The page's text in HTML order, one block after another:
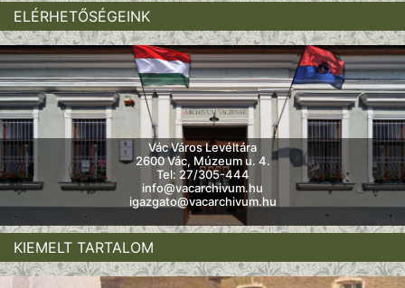
ELÉRHETŐSÉGEINK
Vác Város Levéltára
2600 Vác, Múzeum u. 4.
Tel: 27/305-444
info@vacarchivum.hu
igazgato@vacarchivum.hu
KIEMELT TARTALOM